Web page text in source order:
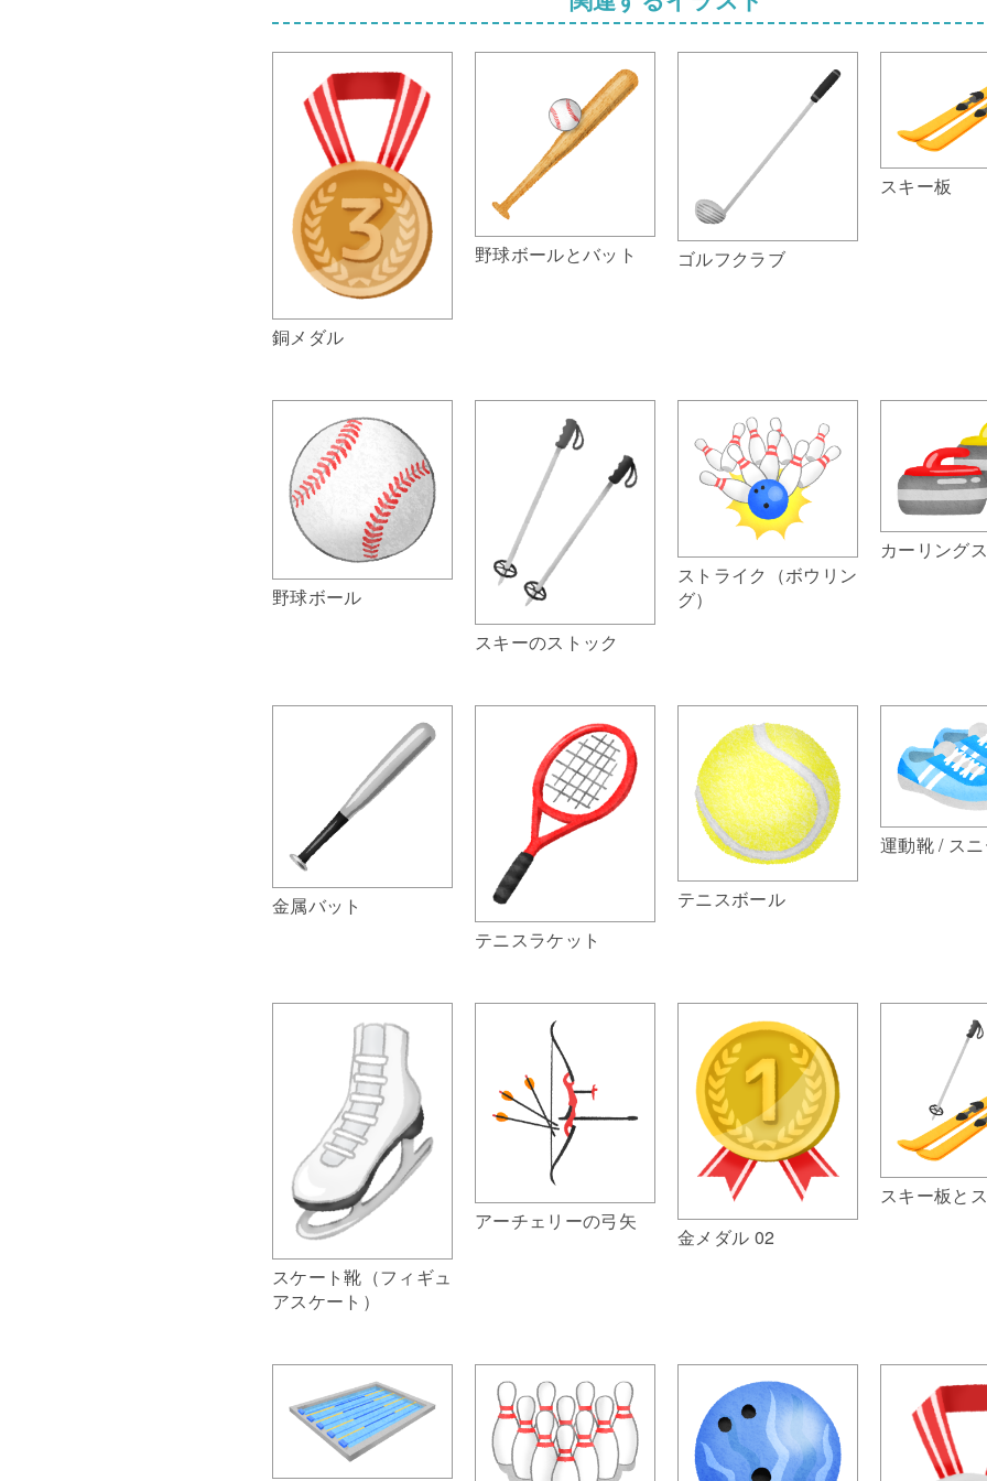
銅メダル
野球ボールとバット ゴルフクラブ
スキー板
野球ボール
スキーのストック
ストライク（ボウリン
グ）
カーリング
金属バット
テニスラケット
テニスボール
運動靴 / ス
スケート靴（フィギュ
アスケート）
アーチェリーの弓矢
金メダル 02
スキー板と